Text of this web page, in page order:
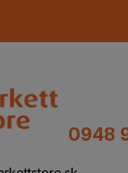
0948